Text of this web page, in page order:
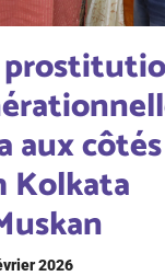
aux côtés
Kolkata
2026